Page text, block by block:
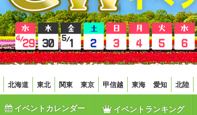
北海道 東北 関東 東京 甲信越 東海 愛知 北陸
イベントカレンダー イベントランキング